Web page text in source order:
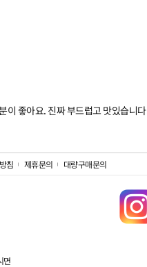
이 좋아요. 진짜 부드럽고 맛있습니다
침 제휴문의 대량구매문의
면